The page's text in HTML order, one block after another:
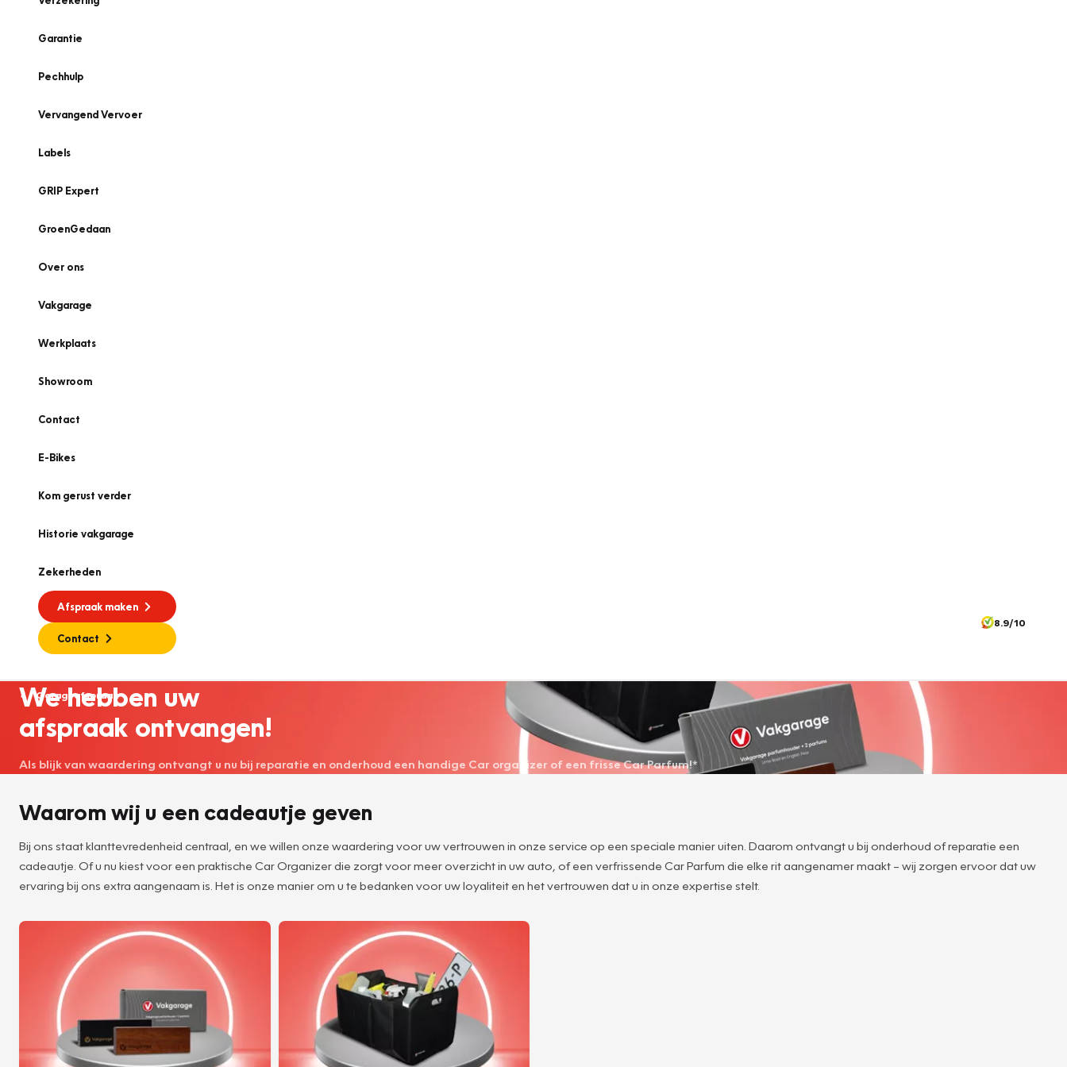
Garantie
Pechhulp
Vervangend Vervoer
Labels
GRIP Expert
GroenGedaan
Over ons
Vakgarage
Werkplaats
Showroom
Contact
E-Bikes
Kom gerust verder
Historie vakgarage
Zekerheden
Afspraak maken
Contact
8.9/10
Garageafspraak
We hebben uw
afspraak ontvangen!
Als blijk van waardering ontvangt u nu bij reparatie en onderhoud een handige Car organizer of een frisse Car Parfum!*
Waarom wij u een cadeautje geven
Bij ons staat klanttevredenheid centraal, en we willen onze waardering voor uw vertrouwen in onze service op een speciale manier uiten. Daarom ontvangt u bij onderhoud of reparatie een
cadeautje. Of u nu kiest voor een praktische Car Organizer die zorgt voor meer overzicht in uw auto, of een verfrissende Car Parfum die elke rit aangenamer maakt – wij zorgen ervoor dat uw
ervaring bij ons extra aangenaam is. Het is onze manier om u te bedanken voor uw loyaliteit en het vertrouwen dat u in onze expertise stelt.